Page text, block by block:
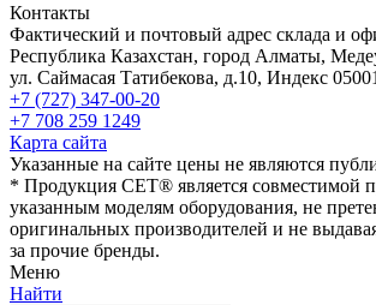
Контакты
Фактический и почтовый адрес склада и
Республика Казахстан, город Алматы,
ул. Саймасая Татибекова, д.10, Индекс
+7 (727) 347-00-20
+7 708 259 1249
Карта сайта
Указанные на сайте цены не являются
* Продукция СЕТ® является совместимой
указанным моделям оборудования, не
оригинальных производителей и не
за прочие бренды.
Меню
Найти